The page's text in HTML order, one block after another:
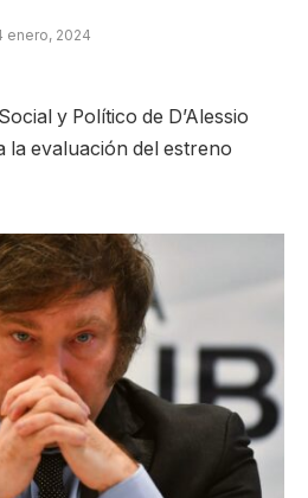
enero, 2024
y Político de D’Alessio
evaluación del estreno